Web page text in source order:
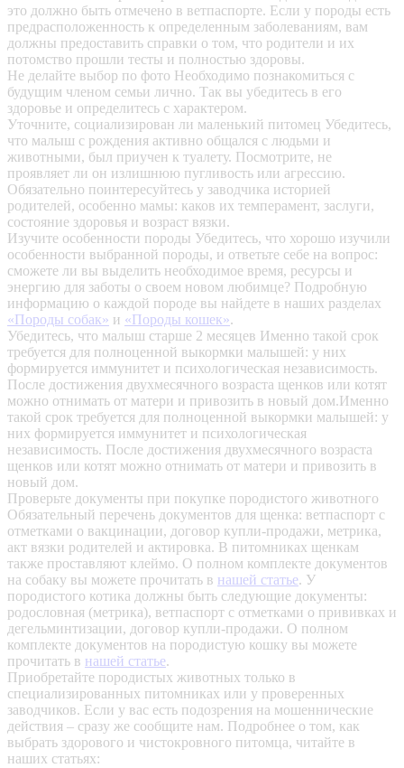
это должно быть отмечено в ветпаспорте. Если у породы есть
предрасположенность к определенным заболеваниям, вам
должны предоставить справки о том, что родители и их
потомство прошли тесты и полностью здоровы.
Не делайте выбор по фото Необходимо познакомиться с
будущим членом семьи лично. Так вы убедитесь в его
здоровье и определитесь с характером.
Уточните, социализирован ли маленький питомец Убедитесь,
что малыш с рождения активно общался с людьми и
животными, был приучен к туалету. Посмотрите, не
проявляет ли он излишнюю пугливость или агрессию.
Обязательно поинтересуйтесь у заводчика историей
родителей, особенно мамы: каков их темперамент, заслуги,
состояние здоровья и возраст вязки.
Изучите особенности породы Убедитесь, что хорошо изучили
особенности выбранной породы, и ответьте себе на вопрос:
сможете ли вы выделить необходимое время, ресурсы и
энергию для заботы о своем новом любимце? Подробную
информацию о каждой породе вы найдете в наших разделах
«Породы собак» и «Породы кошек».
Убедитесь, что малыш старше 2 месяцев Именно такой срок
требуется для полноценной выкормки малышей: у них
формируется иммунитет и психологическая независимость.
После достижения двухмесячного возраста щенков или котят
можно отнимать от матери и привозить в новый дом.Именно
такой срок требуется для полноценной выкормки малышей: у
них формируется иммунитет и психологическая
независимость. После достижения двухмесячного возраста
щенков или котят можно отнимать от матери и привозить в
новый дом.
Проверьте документы при покупке породистого животного
Обязательный перечень документов для щенка: ветпаспорт с
отметками о вакцинации, договор купли-продажи, метрика,
акт вязки родителей и актировка. В питомниках щенкам
также проставляют клеймо. О полном комплекте документов
на собаку вы можете прочитать в нашей статье. У
породистого котика должны быть следующие документы:
родословная (метрика), ветпаспорт с отметками о прививках и
дегельминтизации, договор купли-продажи. О полном
комплекте документов на породистую кошку вы можете
прочитать в нашей статье.
Приобретайте породистых животных только в
специализированных питомниках или у проверенных
заводчиков. Если у вас есть подозрения на мошеннические
действия – сразу же сообщите нам. Подробнее о том, как
выбрать здорового и чистокровного питомца, читайте в
наших статьях: